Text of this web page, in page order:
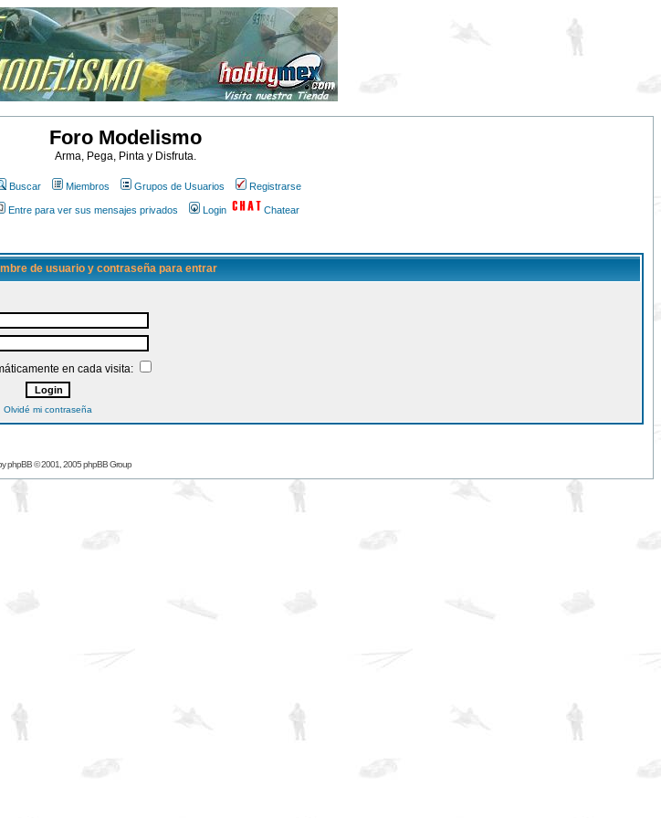
Foro Modelismo
Arma, Pega, Pinta y Disfruta.
Buscar Miembros Grupos de Usuarios Registrarse
Entre para ver sus mensajes privados Login Chatear
de usuario y contraseña para entrar
en cada visita:
Olvidé mi contraseña
phpBB© 2001, 2005 phpBB Group